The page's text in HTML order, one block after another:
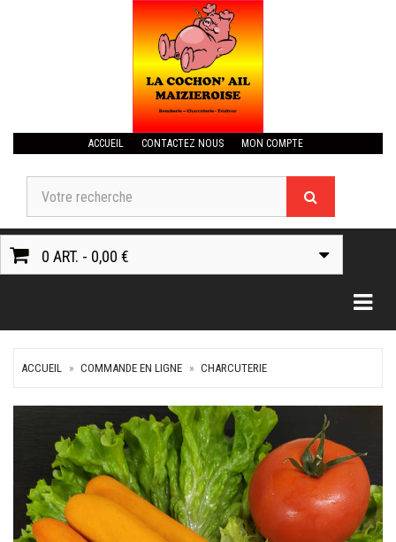
ACCUEIL CONTACTEZ NOUS MON COMPTE
0 ART. - 0,00 €
ACCUEIL COMMANDE EN LIGNE CHARCUTERIE